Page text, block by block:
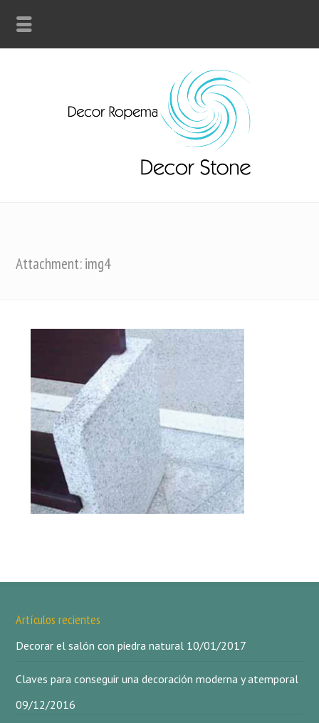
Attachment: img4
Artículos recientes
Decorar el salón con piedra natural 10/01/2017
Claves para conseguir una decoración moderna y atemporal
09/12/2016